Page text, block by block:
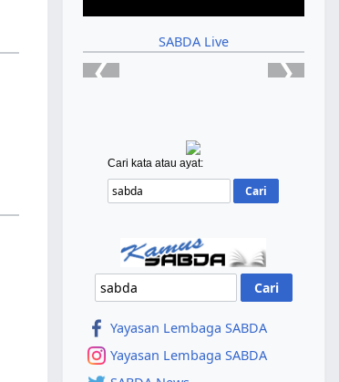
SABDA Live
❮ ❯
Cari kata atau ayat:
Yayasan Lembaga SABDA
Yayasan Lembaga SABDA